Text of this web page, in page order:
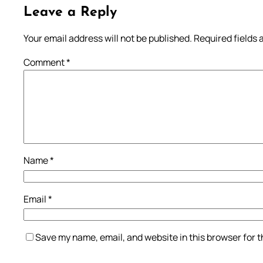
Leave a Reply
Your email address will not be published. Required fields
Comment*
Name*
Email*
Save my name, email, and website in this browser for